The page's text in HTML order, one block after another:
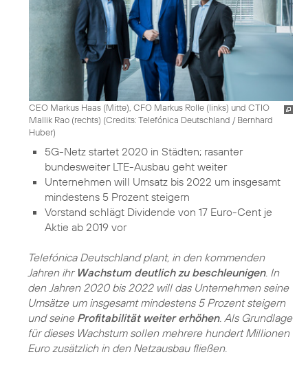
CEO Markus Haas (Mitte), CFO Markus Rolle (links) und CTIO
Mallik Rao (rechts) (Credits: Telefónica Deutschland / Bernhard
Huber)
5G-Netz startet 2020 in Städten; rasanter
bundesweiter LTE-Ausbau geht weiter
Unternehmen will Umsatz bis 2022 um insgesamt
mindestens 5 Prozent steigern
Vorstand schlägt Dividende von 17 Euro-Cent je
Aktie ab 2019 vor
Telefónica Deutschland plant, in den kommenden
Jahren ihr Wachstum deutlich zu beschleunigen. In
den Jahren 2020 bis 2022 will das Unternehmen seine
Umsätze um insgesamt mindestens 5 Prozent steigern
und seine Profitabilität weiter erhöhen. Als Grundlage
für dieses Wachstum sollen mehrere hundert Millionen
Euro zusätzlich in den Netzausbau fließen.